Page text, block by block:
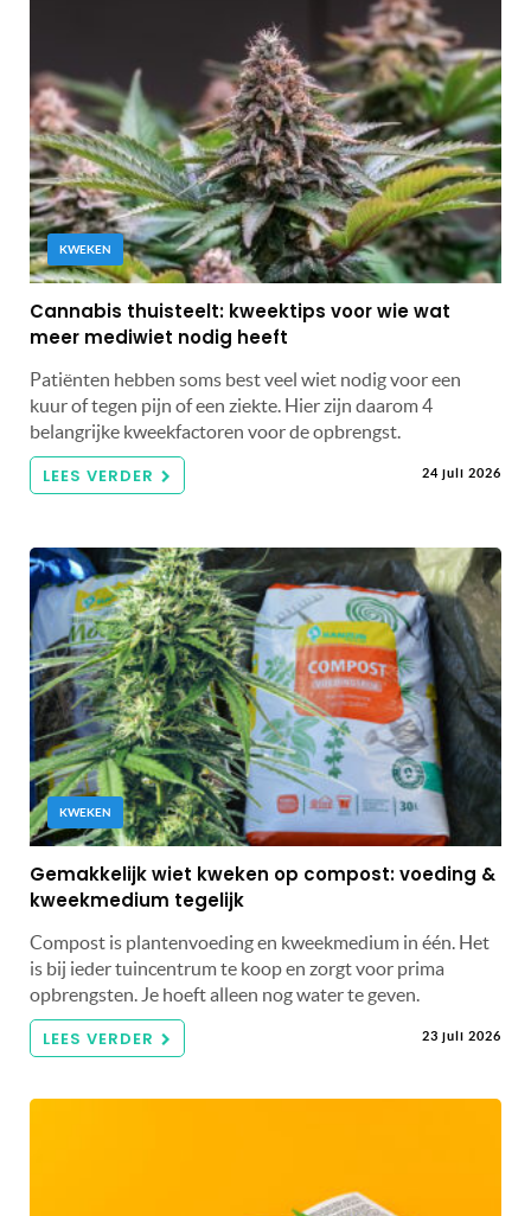
KWEKEN
Cannabis thuisteelt: kweektips voor wie wat
meer mediwiet nodig heeft
Patiënten hebben soms best veel wiet nodig voor een
kuur of tegen pijn of een ziekte. Hier zijn daarom 4
belangrijke kweekfactoren voor de opbrengst.
LEES VERDER 24 juli 2026
KWEKEN
Gemakkelijk wiet kweken op compost: voeding &
kweekmedium tegelijk
Compost is plantenvoeding en kweekmedium in één. Het
is bij ieder tuincentrum te koop en zorgt voor prima
opbrengsten. Je hoeft alleen nog water te geven.
LEES VERDER 23 juli 2026